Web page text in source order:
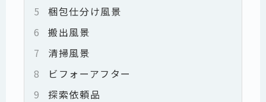
5
梱包仕分け風景
6
搬出風景
7
清掃風景
8
ビフォーアフター
9
探索依頼品